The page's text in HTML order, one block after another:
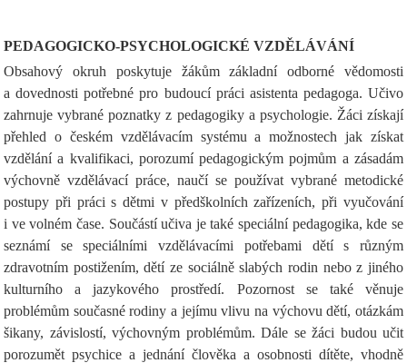
PEDAGOGICKO-PSYCHOLOGICKÉ VZDĚLÁVÁNÍ
Obsahový okruh poskytuje žákům základní odborné vědomosti
a dovednosti potřebné pro budoucí práci asistenta pedagoga. Učivo
zahrnuje vybrané poznatky z pedagogiky a psychologie. Žáci získají
přehled o českém vzdělávacím systému a možnostech jak získat
vzdělání a kvalifikaci, porozumí pedagogickým pojmům a zásadám
výchovně vzdělávací práce, naučí se používat vybrané metodické
postupy při práci s dětmi v předškolních zařízeních, při vyučování
i ve volném čase. Součástí učiva je také speciální pedagogika, kde se
seznámí se speciálními vzdělávacími potřebami dětí s různým
zdravotním postižením, dětí ze sociálně slabých rodin nebo z jiného
kulturního a jazykového prostředí. Pozornost se také věnuje
problémům současné rodiny a jejímu vlivu na výchovu dětí, otázkám
šikany, závislostí, výchovným problémům. Dále se žáci budou učit
porozumět psychice a jednání člověka a osobnosti dítěte, vhodně